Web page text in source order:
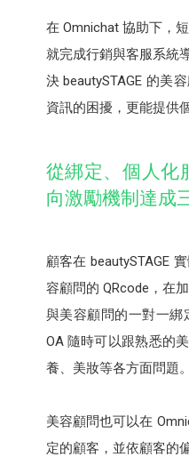
在 Omnichat 協助下，
就完成行銷與客服系統
決 beautySTAGE 的美
資訊的困擾，更能提供
從綁定、個人化
向激勵機制達成
顧客在 beautySTAGE
容顧問的 QRcode，在
與美容顧問的一對一綁
OA 隨時可以跟熟悉的
養、美妝等各方面問題。
美容顧問也可以在
定的顧客，並依顧客的